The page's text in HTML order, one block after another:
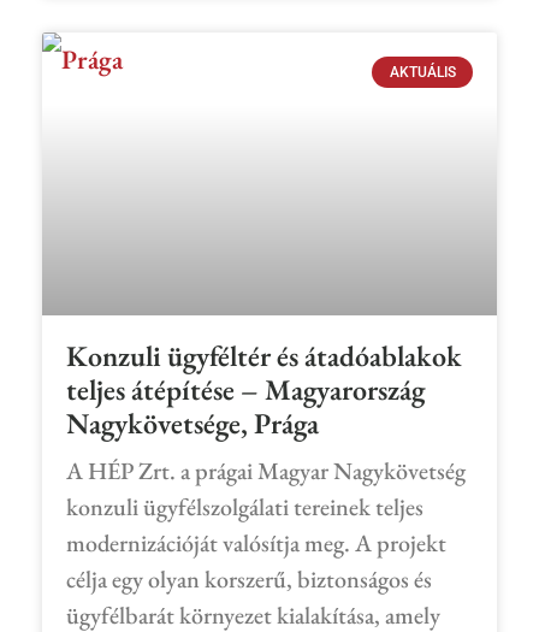
AKTUÁLIS
Konzuli ügyféltér és átadóablakok
teljes átépítése – Magyarország
Nagykövetsége, Prága
A HÉP Zrt. a prágai Magyar Nagykövetség
konzuli ügyfélszolgálati tereinek teljes
modernizációját valósítja meg. A projekt
célja egy olyan korszerű, biztonságos és
ügyfélbarát környezet kialakítása, amely